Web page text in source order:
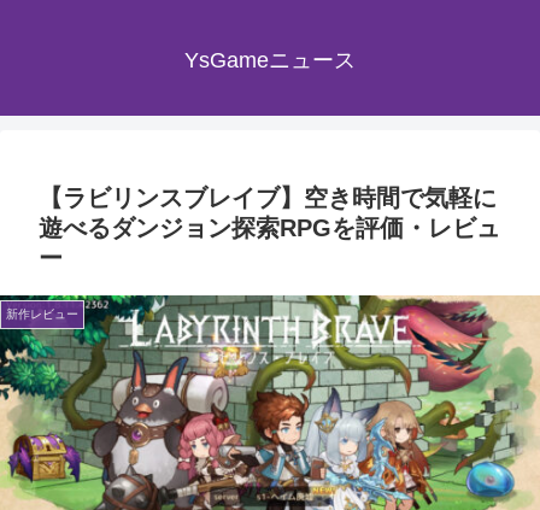
YsGameニュース
【ラビリンスブレイブ】空き時間で気軽に
遊べるダンジョン探索RPGを評価・レビュ
ー
新作レビュー